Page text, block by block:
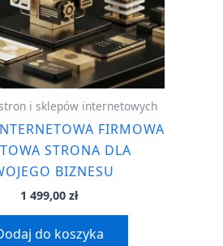
i sklepów internetowych
FIRMOWA
STRONA DLA
BIZNESU
1 499,00 zł
do koszyka